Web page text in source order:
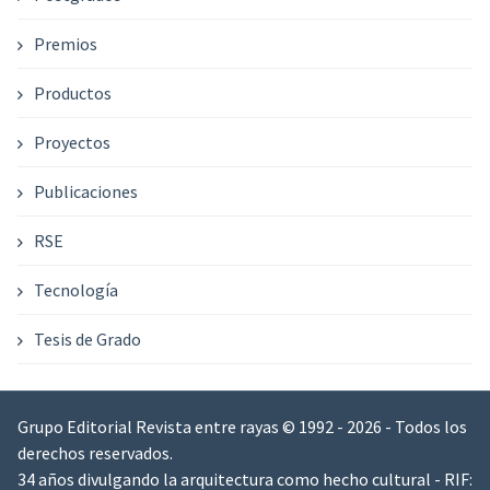
Premios
Productos
Proyectos
Publicaciones
RSE
Tecnología
Tesis de Grado
Grupo Editorial Revista entre rayas © 1992 - 2026 - Todos los
derechos reservados.
34 años divulgando la arquitectura como hecho cultural - RIF: